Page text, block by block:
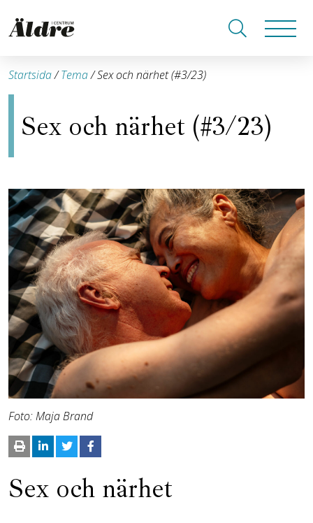
Startsida/Tema/Sex och närhet (#3/23)
Sex och närhet (#3/23)
Foto: Maja Brand
Sex och närhet